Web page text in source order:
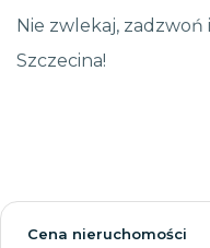
Nie zwlekaj, zadzwoń
Szczecina!
Cena nieruchomości